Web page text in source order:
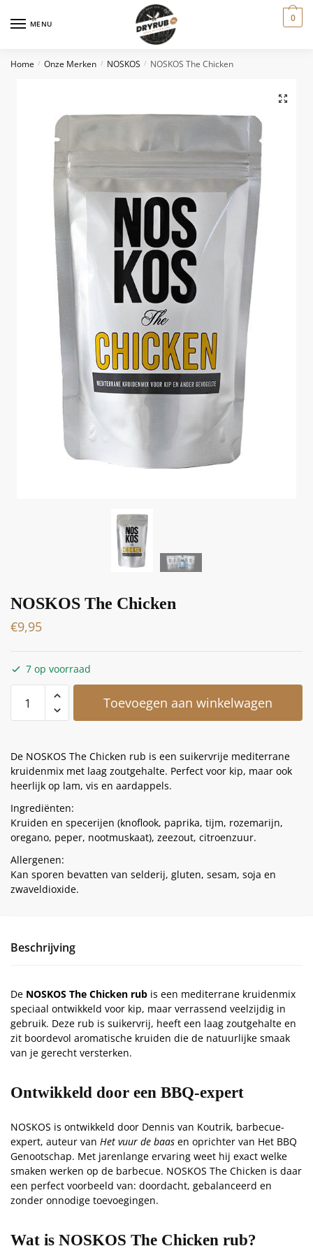
MENU 0
Home / Onze Merken / NOSKOS / NOSKOS The Chicken
NOSKOS The Chicken
€9,95
7 op voorraad
Toevoegen aan winkelwagen
De NOSKOS The Chicken rub is een suikervrije mediterrane
kruidenmix met laag zoutgehalte. Perfect voor kip, maar ook
heerlijk op lam, vis en aardappels.
Ingrediënten:
Kruiden en specerijen (knoflook, paprika, tijm, rozemarijn,
oregano, peper, nootmuskaat), zeezout, citroenzuur.
Allergenen:
Kan sporen bevatten van selderij, gluten, sesam, soja en
zwaveldioxide.
Beschrijving
De NOSKOS The Chicken rub is een mediterrane kruidenmix
speciaal ontwikkeld voor kip, maar verrassend veelzijdig in
gebruik. Deze rub is suikervrij, heeft een laag zoutgehalte en
zit boordevol aromatische kruiden die de natuurlijke smaak
van je gerecht versterken.
Ontwikkeld door een BBQ-expert
NOSKOS is ontwikkeld door Dennis van Koutrik, barbecue-
expert, auteur van Het vuur de baas en oprichter van Het BBQ
Genootschap. Met jarenlange ervaring weet hij exact welke
smaken werken op de barbecue. NOSKOS The Chicken is daar
een perfect voorbeeld van: doordacht, gebalanceerd en
zonder onnodige toevoegingen.
Wat is NOSKOS The Chicken rub?